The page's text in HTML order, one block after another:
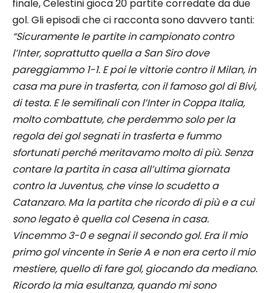
finale, Celestini gioca 20 partite corredate da due
gol. Gli episodi che ci racconta sono davvero tanti:
“Sicuramente le partite in campionato contro
l’Inter, soprattutto quella a San Siro dove
pareggiammo 1-1. E poi le vittorie contro il Milan, in
casa ma pure in trasferta, con il famoso gol di Bivi,
di testa. E le semifinali con l’Inter in Coppa Italia,
molto combattute, che perdemmo solo per la
regola dei gol segnati in trasferta e fummo
sfortunati perché meritavamo molto di più. Senza
contare la partita in casa all’ultima giornata
contro la Juventus, che vinse lo scudetto a
Catanzaro. Ma la partita che ricordo di più e a cui
sono legato è quella col Cesena in casa.
Vincemmo 3-0 e segnai il secondo gol. Era il mio
primo gol vincente in Serie A e non era certo il mio
mestiere, quello di fare gol, giocando da mediano.
Ricordo la mia esultanza, quando mi sono